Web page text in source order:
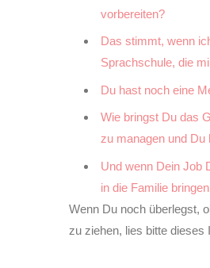
vorbereiten?
Das stimmt, wenn
Sprachschule, die
Du hast noch eine
Wie bringst Du das
zu managen und Du
Und wenn Dein Job
in die Familie
Wenn Du noch überlegst,
zu ziehen, lies bitte dieses